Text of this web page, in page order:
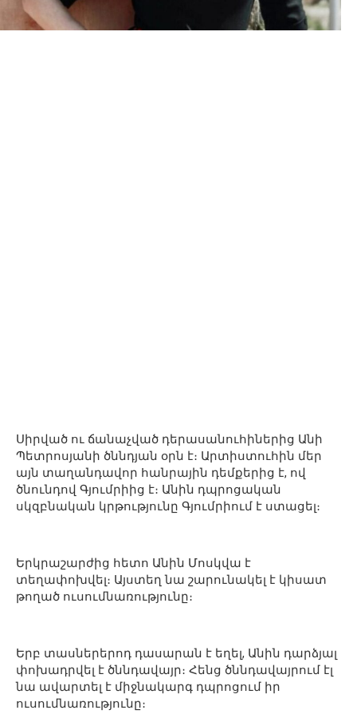
Սիրված ու ճանաչված դերասանուհիներից Անի
Պետրոսյանի ծննդյան օրն է։ Արտիստուհին մեր
այն տաղանդավոր հանրային դեմքերից է, ով
ծնունդով Գյումրիից է։ Անին դպրոցական
սկզբնական կրթությունը Գյումրիում է ստացել։
Երկրաշարժից հետո Անին Մոսկվա է
տեղափոխվել։ Այստեղ նա շարունակել է կիսատ
թողած ուսումնառությունը։
Երբ տասներերոդ դասարան է եղել, Անին դարձյալ
փոխադրվել է ծննդավայր։ Հենց ծննդավայրում էլ
նա ավարտել է միջնակարգ դպրոցում իր
ուսումնառությունը։